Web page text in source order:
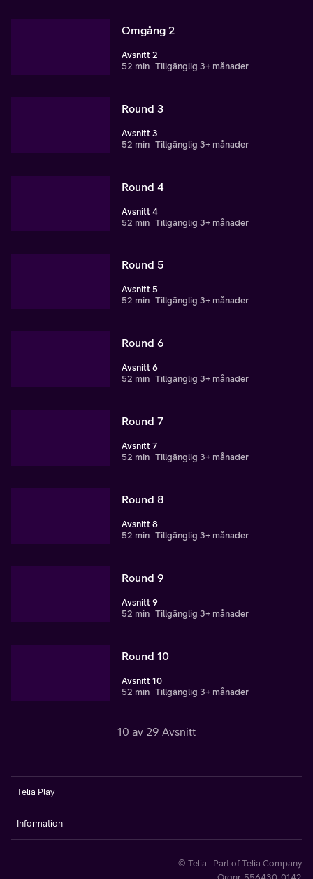
Omgång 2
Avsnitt 2
52 min Tillgänglig 3+ månader
Round 3
Avsnitt 3
52 min Tillgänglig 3+ månader
Round 4
Avsnitt 4
52 min Tillgänglig 3+ månader
Round 5
Avsnitt 5
52 min Tillgänglig 3+ månader
Round 6
Avsnitt 6
52 min Tillgänglig 3+ månader
Round 7
Avsnitt 7
52 min Tillgänglig 3+ månader
Round 8
Avsnitt 8
52 min Tillgänglig 3+ månader
Round 9
Avsnitt 9
52 min Tillgänglig 3+ månader
Round 10
Avsnitt 10
52 min Tillgänglig 3+ månader
10 av 29 Avsnitt
Telia Play
Information
© Telia · Part of Telia Company